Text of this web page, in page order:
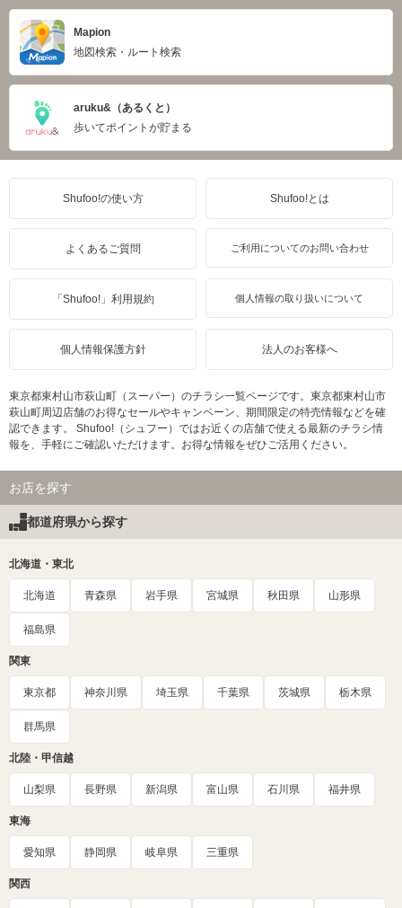
Mapion
地図検索・ルート検索
aruku&（あるくと）
歩いてポイントが貯まる
Shufoo!の使い方 Shufoo!とは
よくあるご質問 ご利用についてのお問い合わせ
「Shufoo!」利用規約 個人情報の取り扱いについて
個人情報保護方針 法人のお客様へ
東京都東村山市萩山町（スーパー）のチラシ一覧ページです。東京都東村山市
萩山町周辺店舗のお得なセールやキャンペーン、期間限定の特売情報などを確
認できます。 Shufoo!（シュフー）ではお近くの店舗で使える最新のチラシ情
報を、手軽にご確認いただけます。お得な情報をぜひご活用ください。
お店を探す
都道府県から探す
北海道・東北
北海道 青森県 岩手県 宮城県 秋田県 山形県
福島県
関東
東京都 神奈川県 埼玉県 千葉県 茨城県 栃木県
群馬県
北陸・甲信越
山梨県 長野県 新潟県 富山県 石川県 福井県
東海
愛知県 静岡県 岐阜県 三重県
関西